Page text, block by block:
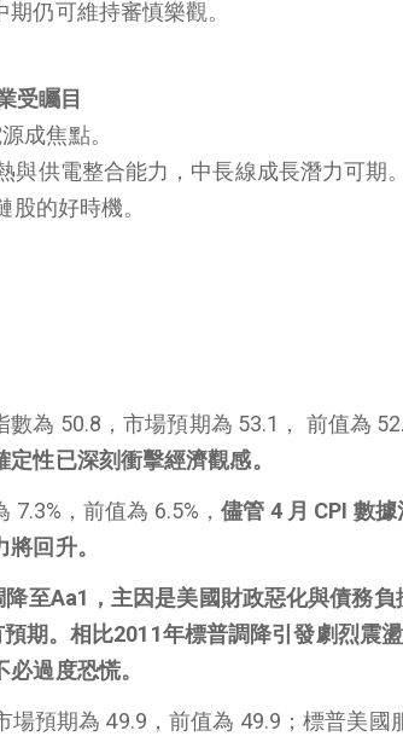
仍可維持審慎樂觀。
受矚目
成焦點。
與供電整合能力，中長線成長潛力可期
的好時機。
為 50.8，市場預期為 53.1， 前值為
性已深刻衝擊經濟觀感。
7.3%，前值為 6.5%，儘管 4 月 CPI 數
回升。
至Aa1，主因是美國財政惡化與債務負
期。相比2011年標普調降引發劇烈震
過度恐慌。
預期為 49.9，前值為 49.9；標普美國